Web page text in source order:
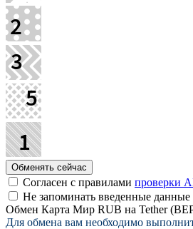
Согласен с правилами проверки
Не запоминать введенные данные
Обмен Карта Мир RUB на Tether
Для обмена вам необходимо